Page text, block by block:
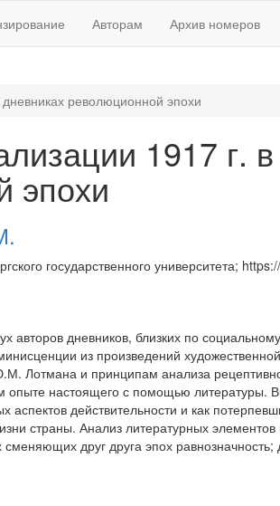
Авторам Архив номеров
революционной эпохи
1917 г.
эпохи
государственного университета;
дневников, близких по
из произведений
Лотмана и принципам анализа
опыте настоящего с помощью литературы.
аспектов действительности и как
страны. Анализ литературных элементов
друг друга эпох